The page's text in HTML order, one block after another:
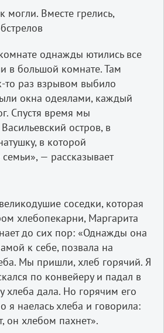
Вместе грелись,
однажды ютились все
в большой комнате. Там
то раз взрывом выбило
окна одеялами, каждый
Спустя время мы
остров, в
в которой
— рассказывает
соседки, которая
хлебопекарни, Маргарита
до сих пор: «Однажды она
к себе, позвала на
Мы пришли, хлеб горячий. Я
по конвейеру и падал в
хлеба дала. Но горячим его
я наелась хлеба и говорила:
он хлебом пахнет».